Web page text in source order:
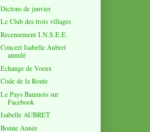
Dictons de janvier
Le Club des trois villages
Recensement I.N.S.E.E.
Concert Isabelle Aubret
annulé
Echange de Voeux
Code de la Route
Le Pays Baumois sur
Facebook
Isabelle AUBRET
Bonne Année